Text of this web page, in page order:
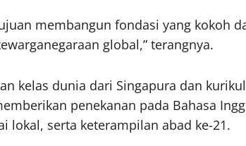
membangun fondasi yang kokoh
global,” terangnya.
kelas dunia dari Singapura dan
penekanan pada Bahasa
lokal, serta keterampilan abad ke-21.